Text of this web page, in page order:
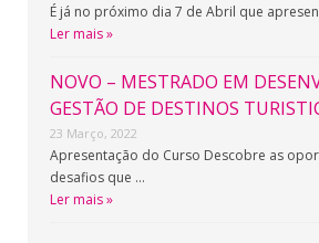
É já no próximo dia 7 de Abril que
Ler mais »
NOVO – MESTRADO EM
GESTÃO DE DESTINOS
23 Março, 2022
Apresentação do Curso Descobre as
desafios que …
Ler mais »